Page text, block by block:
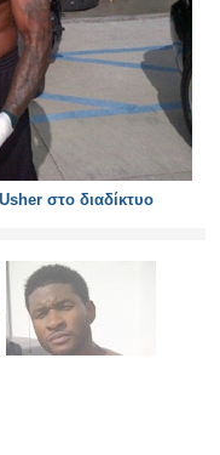
στο διαδίκτυο